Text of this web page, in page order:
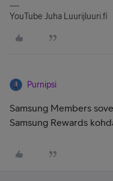
YouTube Juha Luurijluuri.fi
Purnipsi
Samsung Members
Samsung Rewards